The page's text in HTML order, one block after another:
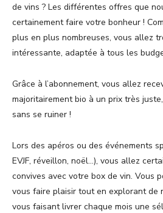
de vins ? Les différentes offres que
certainement faire votre bonheur !
plus en plus nombreuses, vous allez
intéressante, adaptée à tous les
Grâce à l’abonnement, vous allez
majoritairement bio à un prix très
sans se ruiner !
Lors des apéros ou des événements
EVJF, réveillon, noël…), vous allez
convives avec votre box de vin. Vous
vous faire plaisir tout en explorant de
vous faisant livrer chaque mois une